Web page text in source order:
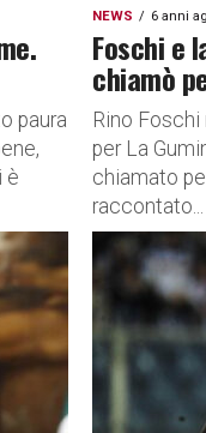
paura
è
NEWS 6 anni
Foschi e
chiamò
Rino
per La
chiamato
raccontato...